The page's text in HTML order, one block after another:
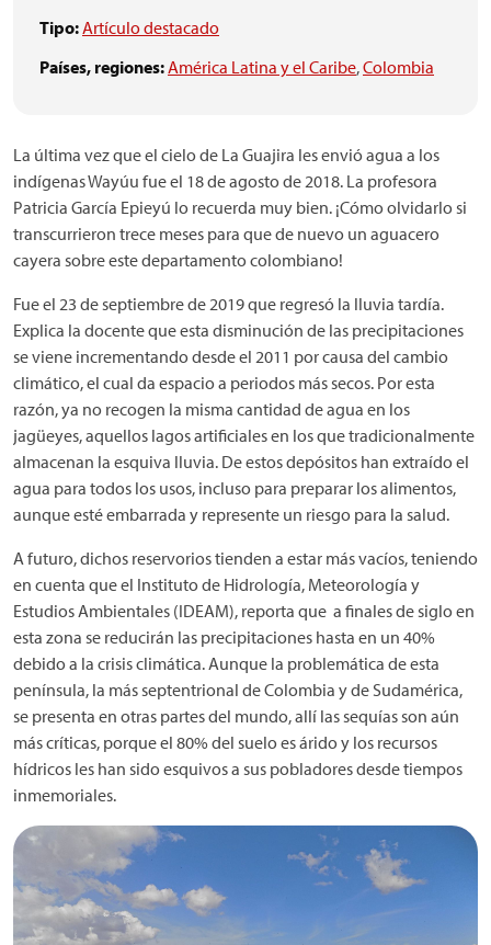
Tipo:Artículo destacado
Países, regiones:América Latina y el Caribe,Colombia
La última vez que el cielo de La Guajira les envió agua a los
indígenas Wayúu fue el 18 de agosto de 2018. La profesora
Patricia García Epieyú lo recuerda muy bien. ¡Cómo olvidarlo si
transcurrieron trece meses para que de nuevo un aguacero
cayera sobre este departamento colombiano!
Fue el 23 de septiembre de 2019 que regresó la lluvia tardía.
Explica la docente que esta disminución de las precipitaciones
se viene incrementando desde el 2011 por causa del cambio
climático, el cual da espacio a periodos más secos. Por esta
razón, ya no recogen la misma cantidad de agua en los
jagüeyes, aquellos lagos artificiales en los que tradicionalmente
almacenan la esquiva lluvia. De estos depósitos han extraído el
agua para todos los usos, incluso para preparar los alimentos,
aunque esté embarrada y represente un riesgo para la salud.
A futuro, dichos reservorios tienden a estar más vacíos, teniendo
en cuenta que el Instituto de Hidrología, Meteorología y
Estudios Ambientales (IDEAM), reporta que a finales de siglo en
esta zona se reducirán las precipitaciones hasta en un 40%
debido a la crisis climática. Aunque la problemática de esta
península, la más septentrional de Colombia y de Sudamérica,
se presenta en otras partes del mundo, allí las sequías son aún
más críticas, porque el 80% del suelo es árido y los recursos
hídricos les han sido esquivos a sus pobladores desde tiempos
inmemoriales.